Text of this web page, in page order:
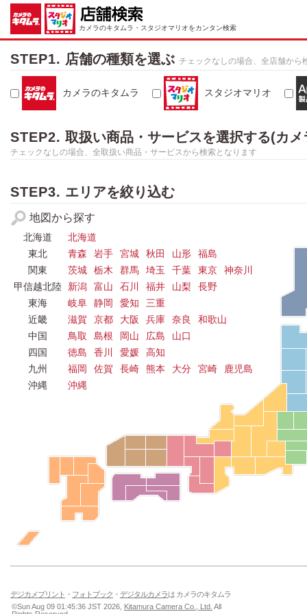
カメラのキタムラ・スタジオマリオをカンタン検索
STEP1. 店舗の種類を選ぶ チェックなしの場合、全店舗から
カメラのキタムラ スタジオマリオ
STEP2. 取扱い商品・サービスを選択する(カ
チェックなしの場合、全取扱い商品・サービスから検索となります
STEP3. エリアを絞り込む
地図から探す
北海道
北海道
東北
青森 岩手 宮城 秋田 山形
福島
関東
茨城 栃木 群馬 埼玉 千葉 東京
神奈川
甲信越北陸
新潟 富山 石川 福井 山梨
長野
東海
岐阜 静岡 愛知
三重
近畿
滋賀 京都 大阪 兵庫 奈良
和歌山
中国
鳥取 島根 岡山 広島
山口
四国
徳島 香川 愛媛
高知
九州
福岡 佐賀 長崎 熊本 大分 宮崎
鹿児島
沖縄
沖縄
デジカメプリント ・ フォトブック ・ デジタルカメラは カメラのキタムラ
©Sun Aug 09 01:45:36 JST 2026, Kitamura Camera Co., Ltd. All